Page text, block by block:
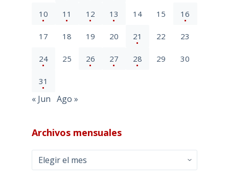
10 11 12 13 14 15 16
17 18 19 20 21 22 23
24 25 26 27 28 29 30
31
« Jun Ago »
Archivos mensuales
Archivos
mensuales